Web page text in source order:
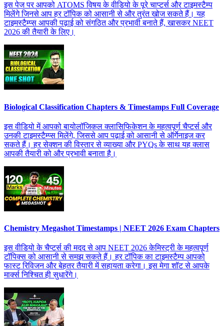
इस पेज पर आपको ATOMS विषय के वीडियो के पूरे चाप्टर्स और टाइमस्टैम्प
मिलेंगे जिनसे आप हर टॉपिक को आसानी से और तुरंत खोज सकते हैं। यह
टाइमस्टैम्प्स आपकी पढ़ाई को संगठित और प्रभावी बनाते हैं, खासकर NEET
2026 की तैयारी के लिए।
Biological Classification Chapters & Timestamps Full Coverage
इस वीडियो में आपको बायोलॉजिकल क्लासिफिकेशन के महत्वपूर्ण चैप्टर्स और
उनकी टाइमस्टैम्प्स मिलेंगे, जिससे आप पढ़ाई को आसानी से ऑर्गेनाइज कर
सकते हैं। हर सेक्शन की विस्तार से व्याख्या और PYQs के साथ यह क्लास
आपकी तैयारी को और प्रभावी बनाता है।
Chemistry Megashot Timestamps | NEET 2026 Exam Chapters
इस वीडियो के चैप्टर्स की मदद से आप NEET 2026 केमिस्ट्री के महत्वपूर्ण
टॉपिक्स को आसानी से समझ सकते हैं। हर टॉपिक का टाइमस्टैम्प आपको
फास्ट रिविजन और बेहतर तैयारी में सहायता करेगा। इस मेगा शॉट से आपके
मार्क्स निश्चित ही सुधारेंगे।